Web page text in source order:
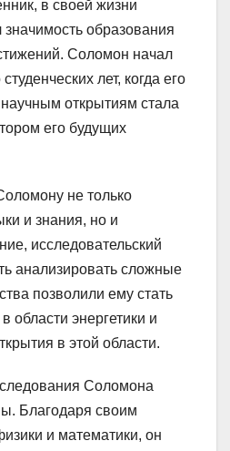
в своей жизни
образования
Соломон начал
лет, когда его
открытиям стала
его будущих
не только
и знания, но и
исследовательский
анализировать сложные
позволили ему стать
области энергетики и
в этой области.
Соломона
Благодаря своим
и математики, он